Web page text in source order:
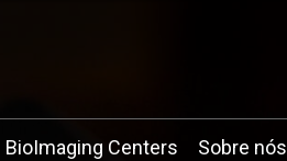
BioImaging Centers Sobre nós